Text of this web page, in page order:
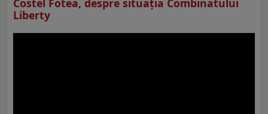
Costel Fotea, despre situaţia Combinatului
Liberty